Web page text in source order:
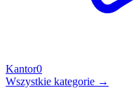
Kantor0
Wszystkie kategorie →